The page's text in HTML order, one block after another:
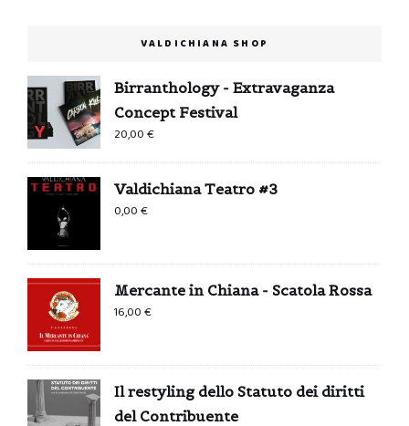
VALDICHIANA SHOP
Birranthology - Extravaganza
Concept Festival
20,00€
Valdichiana Teatro #3
0,00€
Mercante in Chiana - Scatola Rossa
16,00€
Il restyling dello Statuto dei diritti
del Contribuente